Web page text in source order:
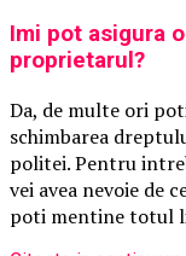
Imi pot asigura
proprietarul?
Da, de multe ori
schimbarea
politei. Pentru
vei avea nevoie de
poti mentine totul